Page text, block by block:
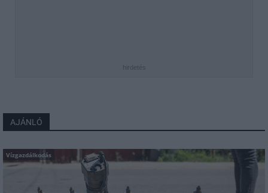
hirdetés
AJÁNLÓ
Vízgazdálkodás